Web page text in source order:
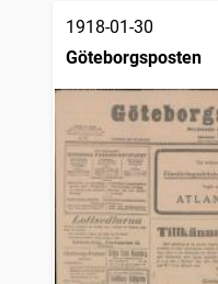
1918-01-30
Göteborgsposten